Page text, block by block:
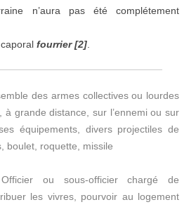
n’aura pas été complétement
fourrier [2]
des armes collectives ou lourdes
à grande distance, sur l’ennemi ou sur
équipements, divers projectiles de
boulet, roquette, missile
ou sous-officier chargé de
les vivres, pourvoir au logement